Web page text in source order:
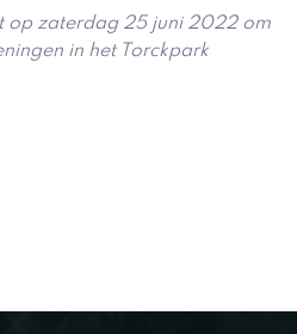
op zaterdag 25 juni 2022 om
in het Torckpark